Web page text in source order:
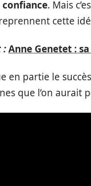
. Mais
cette
:Anne Genetet :
en partie le
que l’on aurait